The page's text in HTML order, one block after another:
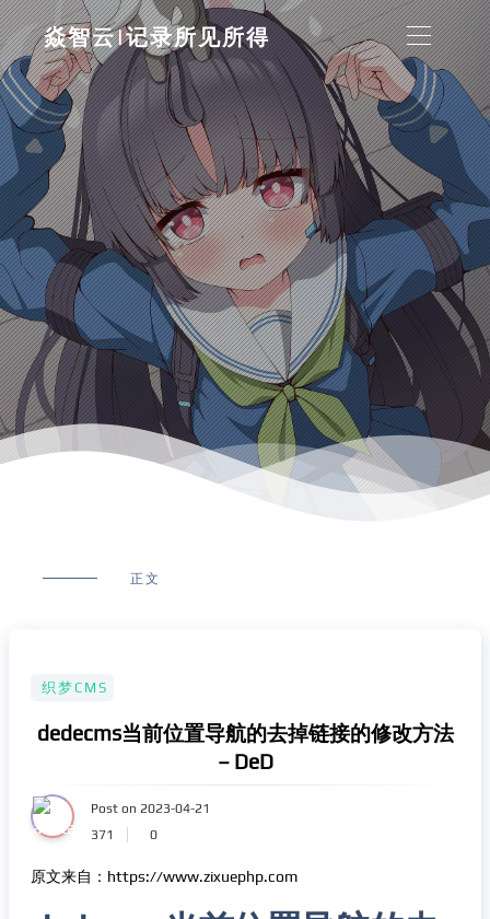
焱智云|记录所见所得
正文
织梦CMS
dedecms当前位置导航的去掉链接的修改方法
– DeD
Post on 2023-04-21
371
0
原文来自：https://www.zixuephp.com